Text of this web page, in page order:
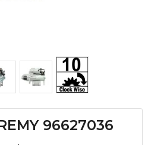
96627036